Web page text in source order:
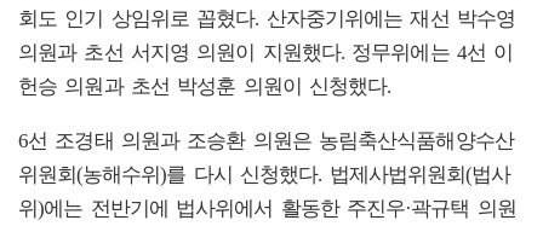
회도 인기 상임위로 꼽혔다. 산자중기위에는 재선 박수영
의원과 초선 서지영 의원이 지원했다. 정무위에는 4선 이
헌승 의원과 초선 박성훈 의원이 신청했다.
6선 조경태 의원과 조승환 의원은 농림축산식품해양수산
위원회(농해수위)를 다시 신청했다. 법제사법위원회(법사
위)에는 전반기에 법사위에서 활동한 주진우·곽규택 의원